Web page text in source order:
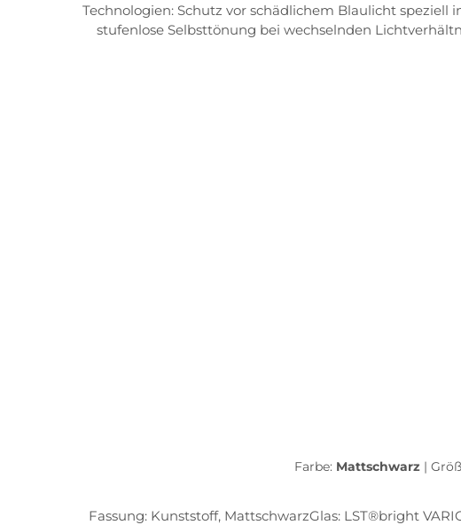
Technologien: Schutz vor schädlichem Blaulicht
stufenlose Selbsttönung bei wechselnden
inkludiert Wrap-
Farbe: Mattschwarz |
Fassung: Kunststoff, MattschwarzGlas: LST®bright VARIO blue mirror Die Kombination aus LST bright und VARiO vereint